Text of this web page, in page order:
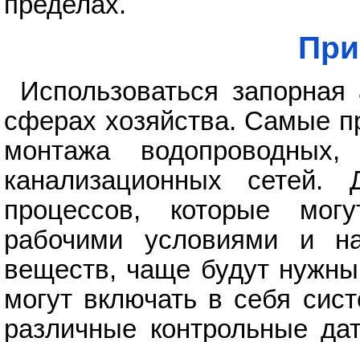
Использоваться
сферах хозяйства. Самые
монтажа
канализационных сетей.
процессов, которые
рабочими условиями и
веществ, чаще будут
могут включать в себя
различные контрольные